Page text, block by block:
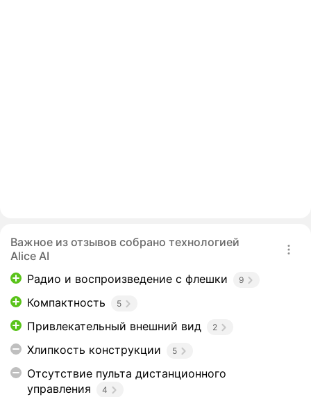
Важное из отзывов собрано технологией
Alice AI
Радио и воспроизведение с флешки
9
Компактность 5
Привлекательный внешний вид 2
Хлипкость конструкции 5
Отсутствие пульта дистанционного
управления
4